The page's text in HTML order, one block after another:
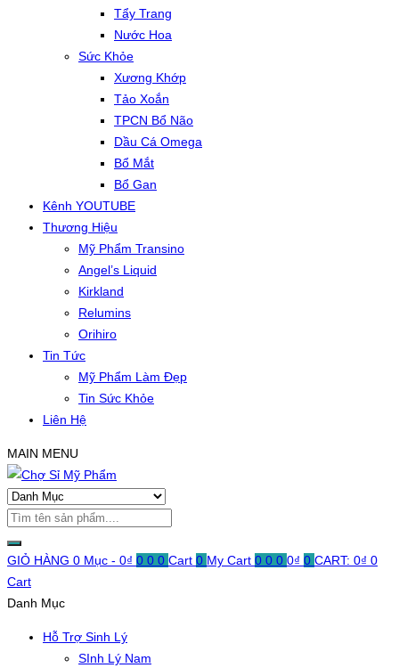
Tẩy Trang
Nước Hoa
Sức Khỏe
Xương Khớp
Tảo Xoắn
TPCN Bổ Não
Dầu Cá Omega
Bổ Mắt
Bổ Gan
Kênh YOUTUBE
Thương Hiệu
Mỹ Phẩm Transino
Angel’s Liquid
Kirkland
Relumins
Orihiro
Tin Tức
Mỹ Phẩm Làm Đẹp
Tin Sức Khỏe
Liên Hệ
MAIN MENU
GIỎ HÀNG 0 Mục - 0₫ 0 0 0 Cart 0 My Cart 0 0 0 0₫ 0 CART: 0₫ 0
Cart
Danh Mục
Hỗ Trợ Sinh Lý
SInh Lý Nam